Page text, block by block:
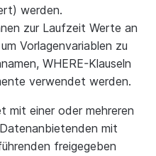
werden.
zur Laufzeit Werte an
Vorlagenvariablen zu
WHERE-Klauseln
verwendet werden.
mit einer oder mehreren
mit
freigegeben